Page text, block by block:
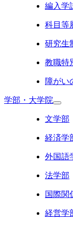
編入学
科目等
研究生
教職特
障がい
学部・大学院
文学部
経済学
外国語
法学部
国際関
経営学